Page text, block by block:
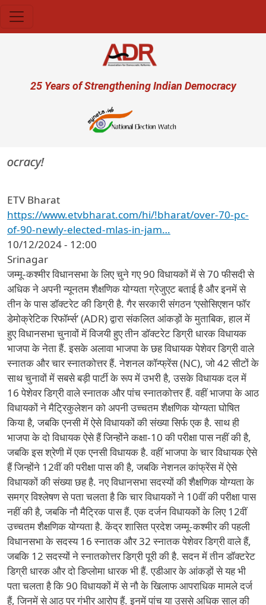
User account menu
25 Years of Strengthening Indian Democracy
ETV Bharat
https://www.etvbharat.com/hi/!bharat/over-70-pc-
of-90-newly-elected-mlas-in-jam…
10/12/2024 - 12:00
Srinagar
जम्मू-कश्मीर विधानसभा के लिए चुने गए 90 विधायकों में से 70 फीसदी से
अधिक ने अपनी न्यूनतम शैक्षणिक योग्यता ग्रेजुएट बताई है और इनमें से
तीन के पास डॉक्टरेट की डिग्री है. गैर सरकारी संगठन ‘एसोसिएशन फॉर
डेमोक्रेटिक रिफॉर्म्स’ (ADR) द्वारा संकलित आंकड़ों के मुताबिक, हाल में
हुए विधानसभा चुनावों में विजयी हुए तीन डॉक्टरेट डिग्री धारक विधायक
भाजपा के नेता हैं. इसके अलावा भाजपा के छह विधायक पेशेवर डिग्री वाले
स्नातक और चार स्नातकोत्तर हैं. नेशनल कॉन्फ्रेंस (NC), जो 42 सीटों के
साथ चुनावों में सबसे बड़ी पार्टी के रूप में उभरी है, उसके विधायक दल में
16 पेशेवर डिग्री वाले स्नातक और पांच स्नातकोत्तर हैं. वहीं भाजपा के आठ
विधायकों ने मैट्रिकुलेशन को अपनी उच्चतम शैक्षणिक योग्यता घोषित
किया है, जबकि एनसी में ऐसे विधायकों की संख्या सिर्फ एक है. साथ ही
भाजपा के दो विधायक ऐसे हैं जिन्होंने कक्षा-10 की परीक्षा पास नहीं की है,
जबकि इस श्रेणी में एक एनसी विधायक है. वहीं भाजपा के चार विधायक ऐसे
हैं जिन्होंने 12वीं की परीक्षा पास की है, जबकि नेशनल कांफ्रेंस में ऐसे
विधायकों की संख्या छह है. नए विधानसभा सदस्यों की शैक्षणिक योग्यता के
समग्र विश्लेषण से पता चलता है कि चार विधायकों ने 10वीं की परीक्षा पास
नहीं की है, जबकि नौ मैट्रिक पास हैं. एक दर्जन विधायकों के लिए 12वीं
उच्चतम शैक्षणिक योग्यता है. केंद्र शासित प्रदेश जम्मू-कश्मीर की पहली
विधानसभा के सदस्य 16 स्नातक और 32 स्नातक पेशेवर डिग्री वाले हैं,
जबकि 12 सदस्यों ने स्नातकोत्तर डिग्री पूरी की है. सदन में तीन डॉक्टरेट
डिग्री धारक और दो डिप्लोमा धारक भी हैं. एडीआर के आंकड़ों से यह भी
पता चलता है कि 90 विधायकों में से नौ के खिलाफ आपराधिक मामले दर्ज
हैं, जिनमें से आठ पर गंभीर आरोप हैं. इनमें पांच या उससे अधिक साल की